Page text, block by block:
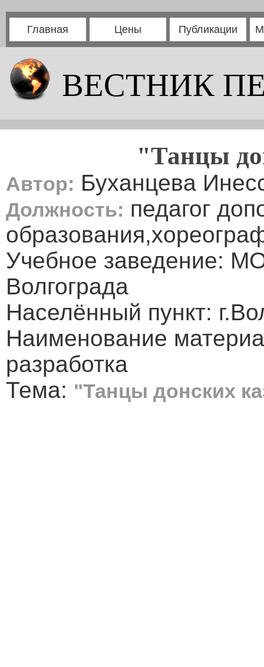
Главная Цены Публикации
ВЕСТНИК
"Танцы
Автор: Буханцева
Должность: педагог
Учебное заведение:
Волгограда
Населённый пункт:
Наименование
разработка
Тема: "Танцы донских